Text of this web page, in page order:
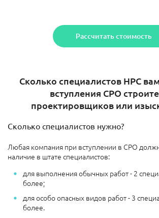
Рассчитать стоимость
Сколько специалистов НРС
вступления СРО
проектировщиков или
Сколько специалистов нужно?
Любая компания при вступлении в СРО
наличие в штате специалистов:
для выполнения обычных работ - 2
более;
для особо опасных видов работ - 3
более.